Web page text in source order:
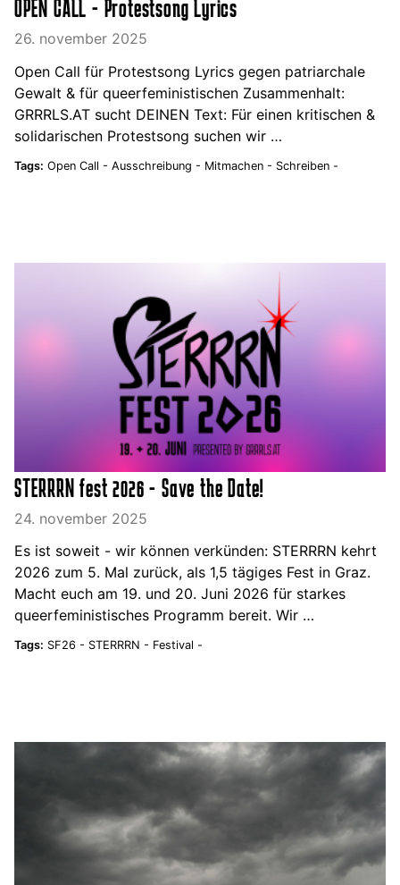
OPEN CALL - Protestsong Lyrics
26. november 2025
Open Call für Protestsong Lyrics gegen patriarchale
Gewalt & für queerfeministischen Zusammenhalt:
GRRRLS.AT sucht DEINEN Text: Für einen kritischen &
solidarischen Protestsong suchen wir …
Tags: Open Call - Ausschreibung - Mitmachen - Schreiben -
STERRRN fest 2026 - Save the Date!
24. november 2025
Es ist soweit - wir können verkünden: STERRRN kehrt
2026 zum 5. Mal zurück, als 1,5 tägiges Fest in Graz.
Macht euch am 19. und 20. Juni 2026 für starkes
queerfeministisches Programm bereit. Wir …
Tags: SF26 - STERRRN - Festival -